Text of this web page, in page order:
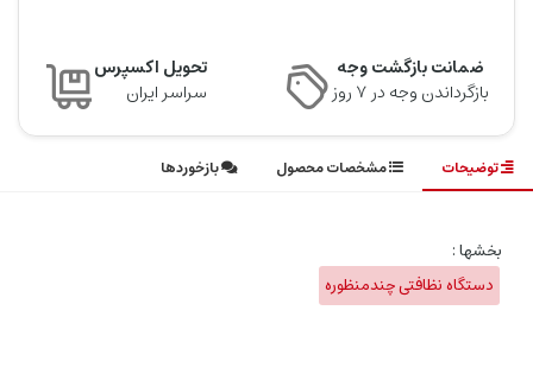
ضمانت بازگشت وجه
بازگرداندن وجه در ۷ روز
تحویل اکسپرس
سراسر ایران
توضیحات مشخصات محصول بازخوردها
بخشها :
دستگاه نظافتی چندمنظوره